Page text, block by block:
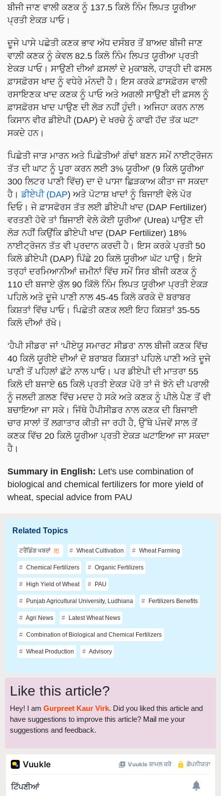
ਬੀਜੀ ਜਾਣ ਵਾਲੀ ਕਣਕ ਨੂੰ 137.5 ਕਿਲੋ ਨਿੰਮ ਲਿਪਤ ਯੂਰੀਆ
ਪ੍ਰਤੀ ਏਕੜ ਪਾਓ।
ਦੂਜੇ ਪਾਸੇ ਪਛੇਤੀ ਕਣਕ ਭਾਵ ਅੱਧ ਦਸੰਬਰ ਤੋਂ ਬਾਅਦ ਬੀਜੀ ਜਾਣ
ਵਾਲ਼ੀ ਕਣਕ ਨੂੰ ਕੇਵਲ 82.5 ਕਿਲੋ ਨਿੰਮ ਲਿਪਤ ਯੂਰੀਆ ਪ੍ਰਤੀ
ਏਕੜ ਪਾਓ। ਸਾਉਣੀ ਦੀਆਂ ਫ਼ਸਲਾਂ ਦੇ ਮੁਕਾਬਲੇ, ਹਾੜ੍ਹੀ ਦੀ ਫਸਲ
ਫ਼ਾਸਫ਼ੋਰਸ ਖਾਦ ਨੂੰ ਵਧੇਰੇ ਮੰਨਦੀ ਹੈ। ਇਸ ਕਰਕੇ ਫ਼ਾਸਫ਼ੋਰਸ ਵਾਲੀ
ਰਸਾਇਣਕ ਖਾਦ ਕਣਕ ਨੂੰ ਪਾਓ ਅਤੇ ਅਗਲੀ ਸਾਉਣੀ ਦੀ ਫ਼ਸਲ ਨੂੰ
ਫ਼ਾਸਫ਼ੋਰਸ ਖਾਦ ਪਾਉਣ ਦੀ ਲੋੜ ਨਹੀਂ ਹੁੰਦੀ। ਅਜਿਹਾ ਕਰਨ ਨਾਲ
ਕਿਸਾਨ ਵੀਰ ਡੀਏਪੀ (DAP) ਦੇ ਖਰਚੇ ਨੂੰ ਕਾਫੀ ਹੱਦ ਤੱਕ ਘਟਾ
ਸਕਦੇ ਹਨ।
ਪਿਛੇਤੀ ਜਾੜ ਮਾਰਨ ਅਤੇ ਪਿਛੇਤੀਆਂ ਗੰਢਾਂ ਬਣਨ ਸਮੇਂ ਨਾਈਟ੍ਰੋਜਨ
ਤੱਤ ਦੀ ਘਾਟ ਨੂੰ ਪੂਰਾ ਕਰਨ ਲਈ 3% ਯੂਰੀਆ (9 ਕਿਲੋ ਯੂਰੀਆ
300 ਲਿਟਰ ਪਾਣੀ ਵਿੱਚ) ਦਾ ਦੋ ਪਾਸਾ ਛਿੜਕਾਅ ਕੀਤਾ ਜਾ ਸਕਦਾ
ਹੈ। ਡੀਏਪੀ (DAP) ਅਤੇ ਪੋਟਾਸ਼ ਖਾਦਾਂ ਨੂੰ ਬਿਜਾਈ ਵੇਲੇ ਪੋਰ
ਦਿਓ। ਜੇ ਫ਼ਾਸਫੋਰਸ ਤੱਤ ਲਈ ਡੀਏਪੀ ਖਾਦ (DAP Fertilizer)
ਵਰਤਣੀ ਹੋਵੇ ਤਾਂ ਬਿਜਾਈ ਵੇਲੇ ਕੋਈ ਯੂਰੀਆ (Urea) ਪਾਉਣ ਦੀ
ਲੋੜ ਨਹੀਂ ਕਿਉਂਕਿ ਡੀਏਪੀ ਖਾਦ (DAP Fertilizer) 18%
ਨਾਈਟ੍ਰੋਜਨ ਤੱਤ ਵੀ ਪ੍ਰਦਾਨ ਕਰਦੀ ਹੈ। ਇਸ ਕਰਕੇ ਪ੍ਰਤੀ 50
ਕਿਲੋ ਡੀਏਪੀ (DAP) ਪਿੱਛੇ 20 ਕਿਲੋ ਯੂਰੀਆ ਘੱਟ ਪਾਉ। ਇਸੇ
ਤਰ੍ਹਾਂ ਦਰਮਿਆਨੀਆਂ ਜ਼ਮੀਨਾਂ ਵਿੱਚ ਸਮੇਂ ਸਿਰ ਬੀਜੀ ਕਣਕ ਨੂੰ
110 ਦੀ ਬਜਾਏ ਕੁੱਲ 90 ਕਿੱਲੋ ਨਿੰਮ ਲਿਪਤ ਯੂਰੀਆ ਪ੍ਰਤੀ ਏਕੜ
ਪਹਿਲੇ ਅਤੇ ਦੂਜੇ ਪਾਣੀ ਨਾਲ 45-45 ਕਿਲੋ ਕਰਕੇ ਦੋ ਬਰਾਬਰ
ਕਿਸ਼ਤਾਂ ਵਿੱਚ ਪਾਓ। ਪਿਛੇਤੀ ਕਣਕ ਲਈ ਇਹ ਕਿਸ਼ਤਾਂ 35-55
ਕਿਲੋ ਦੀਆਂ ਰੱਖੋ।
‘ਹੈਪੀ ਸੀਡਰ’ ਜਾਂ ‘ਪੀਏਯੂ ਸਮਾਰਟ ਸੀਡਰ’ ਨਾਲ ਬੀਜੀ ਕਣਕ ਵਿੱਚ
40 ਕਿਲੋ ਯੂਰੀਏ ਦੀਆਂ ਦੋ ਬਰਾਬਰ ਕਿਸ਼ਤਾਂ ਪਹਿਲੇ ਪਾਣੀ ਅਤੇ ਦੂਜੇ
ਪਾਣੀ ਤੋਂ ਪਹਿਲਾਂ ਛੱਟੇ ਨਾਲ ਪਾਓ। ਪਰ ਡੀਏਪੀ ਦੀ ਮਾਤਰਾ 55
ਕਿਲੋ ਦੀ ਬਜਾਏ 65 ਕਿਲੋ ਪ੍ਰਤੀ ਏਕੜ ਪੋਰੋ ਤਾਂ ਜੋ ਝੋਨੇ ਦੀ ਪਰਾਲੀ
ਨੂੰ ਜਲਦੀ ਗ਼ਲਣ ਵਿੱਚ ਮਦਦ ਹੋ ਸਕੇ ਅਤੇ ਕਣਕ ਨੂੰ ਪੀਲੇ ਪੈਣ ਤੋਂ ਵੀ
ਬਚਾਇਆ ਜਾ ਸਕੇ। ਜਿੱਥੇ ਹੈਪੀਸੀਡਰ ਨਾਲ ਕਣਕ ਦੀ ਬਿਜਾਈ
ਚਾਰ ਸਾਲਾਂ ਤੋਂ ਲਗਾਤਾਰ ਕੀਤੀ ਜਾ ਰਹੀ ਹੈ, ਉੱਥੇ ਪੰਜਵੇਂ ਸਾਲ ਤੋਂ
ਕਣਕ ਵਿੱਚ 20 ਕਿਲੋ ਯੂਰੀਆ ਪ੍ਰਤੀ ਏਕੜ ਘਟਾਇਆ ਜਾ ਸਕਦਾ
ਹੈ।
Summary in English: Let's use combination of
biological and chemical fertilizers for more yield of
wheat, special advice from PAU
Related Topics
ਟਰੈਂਡਿੰਗ ਖਬਰਾਂ Wheat Cultivation Wheat Farming
Chemical Fertilizers Organic Fertilizers
High Yield of Wheat PAU
Punjab Agricultural University, Ludhiana Fertilizers Benefits
Agri News Latest Wheat News
Combination of Biological and Chemical Fertilizers
Wheat Production Advisory
Like this article?
Hey! I am Gurpreet Kaur Virk. Did you liked this article and
have suggestions to improve this article? Mail me your
suggestions and feedback.